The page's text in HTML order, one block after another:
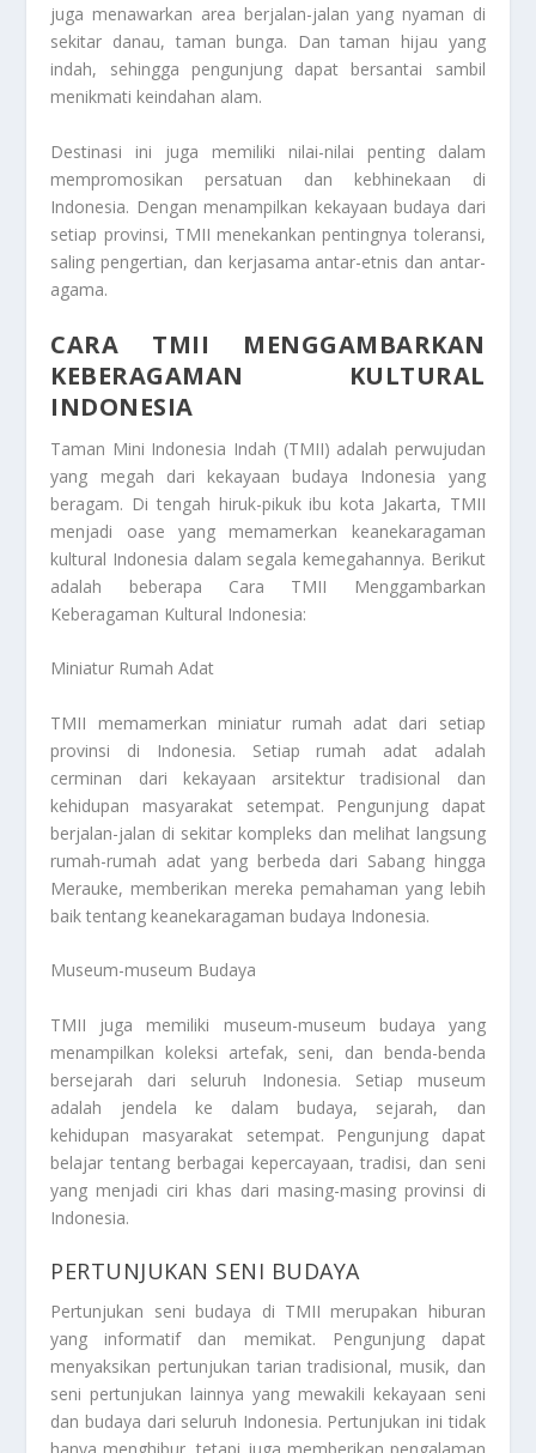
juga menawarkan area berjalan-jalan yang nyaman di
sekitar danau, taman bunga. Dan taman hijau yang
indah, sehingga pengunjung dapat bersantai sambil
menikmati keindahan alam.
Destinasi ini juga memiliki nilai-nilai penting dalam
mempromosikan persatuan dan kebhinekaan di
Indonesia. Dengan menampilkan kekayaan budaya dari
setiap provinsi, TMII menekankan pentingnya toleransi,
saling pengertian, dan kerjasama antar-etnis dan antar-
agama.
CARA TMII MENGGAMBARKAN
KEBERAGAMAN KULTURAL
INDONESIA
Taman Mini Indonesia Indah (TMII) adalah perwujudan
yang megah dari kekayaan budaya Indonesia yang
beragam. Di tengah hiruk-pikuk ibu kota Jakarta, TMII
menjadi oase yang memamerkan keanekaragaman
kultural Indonesia dalam segala kemegahannya. Berikut
adalah beberapa Cara TMII Menggambarkan
Keberagaman Kultural Indonesia:
Miniatur Rumah Adat
TMII memamerkan miniatur rumah adat dari setiap
provinsi di Indonesia. Setiap rumah adat adalah
cerminan dari kekayaan arsitektur tradisional dan
kehidupan masyarakat setempat. Pengunjung dapat
berjalan-jalan di sekitar kompleks dan melihat langsung
rumah-rumah adat yang berbeda dari Sabang hingga
Merauke, memberikan mereka pemahaman yang lebih
baik tentang keanekaragaman budaya Indonesia.
Museum-museum Budaya
TMII juga memiliki museum-museum budaya yang
menampilkan koleksi artefak, seni, dan benda-benda
bersejarah dari seluruh Indonesia. Setiap museum
adalah jendela ke dalam budaya, sejarah, dan
kehidupan masyarakat setempat. Pengunjung dapat
belajar tentang berbagai kepercayaan, tradisi, dan seni
yang menjadi ciri khas dari masing-masing provinsi di
Indonesia.
PERTUNJUKAN SENI BUDAYA
Pertunjukan seni budaya di TMII merupakan hiburan
yang informatif dan memikat. Pengunjung dapat
menyaksikan pertunjukan tarian tradisional, musik, dan
seni pertunjukan lainnya yang mewakili kekayaan seni
dan budaya dari seluruh Indonesia. Pertunjukan ini tidak